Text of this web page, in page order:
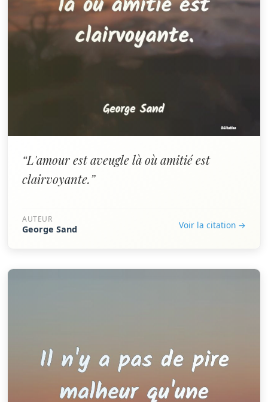
“L'amour est aveugle là où amitié est
clairvoyante.”
AUTEUR
George Sand Voir la citation →